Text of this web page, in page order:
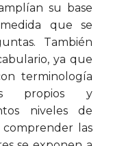
su base
que se
También
ya que
terminología
propios y
niveles de
las